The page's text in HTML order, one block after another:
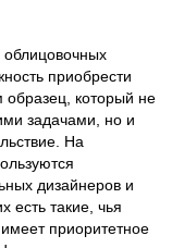
приобрести
образец, который не
задачами, но и
На
дизайнеров и
есть такие, чья
приоритетное